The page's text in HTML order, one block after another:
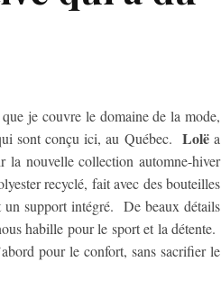
je couvre le domaine de la mode,
sont conçu ici, au Québec. Lolëa
la nouvelle collection automne-hiver
recyclé, fait avec des bouteilles
support intégré. De beaux détails
habille pour le sport et la détente.
pour le confort, sans sacrifier le